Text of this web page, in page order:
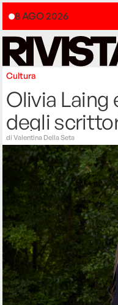
8 AGO 2026
Cultura
Olivia Laing
degli
diValentina Della Seta